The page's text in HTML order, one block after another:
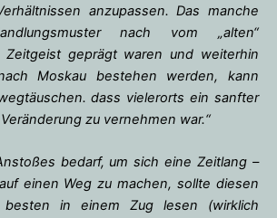
anzupassen. Das manche
nach vom „alten“
Zeitgeist geprägt waren und weiterhin
Moskau bestehen werden, kann
dass vielerorts ein sanfter
zu vernehmen war.“
bedarf, um sich eine Zeitlang –
einen Weg zu machen, sollte diesen
besten in einem Zug lesen (wirklich